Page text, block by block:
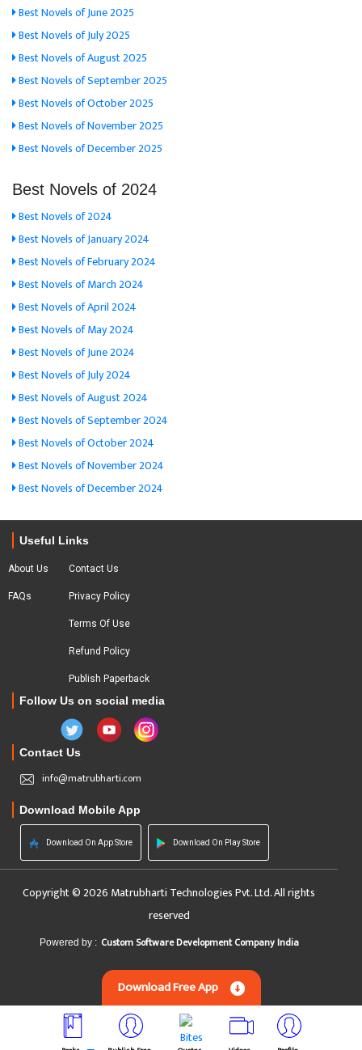
Best Novels of June 2025
Best Novels of July 2025
Best Novels of August 2025
Best Novels of September 2025
Best Novels of October 2025
Best Novels of November 2025
Best Novels of December 2025
Best Novels of 2024
Best Novels of 2024
Best Novels of January 2024
Best Novels of February 2024
Best Novels of March 2024
Best Novels of April 2024
Best Novels of May 2024
Best Novels of June 2024
Best Novels of July 2024
Best Novels of August 2024
Best Novels of September 2024
Best Novels of October 2024
Best Novels of November 2024
Best Novels of December 2024
Useful Links
About Us
FAQs
Contact Us
Privacy Policy
Terms Of Use
Refund Policy
Publish Paperback
Follow Us on social media
Contact Us
info@matrubharti.com
Download Mobile App
Download On App Store Download On Play Store
Copyright © 2026 Matrubharti Technologies Pvt. Ltd. All rights
reserved
Powered by : Custom Software Development Company India
Download Free App